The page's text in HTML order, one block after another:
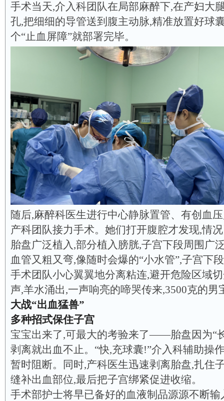
手术当天,介入科团队在局部麻醉下,在产妇大
孔,把细细的导管送到腹主动脉,精准放置好球
个“止血屏障”就部署完毕。
随后,麻醉科医生进行中心静脉置管、有创血
产科团队接力手术。她们打开腹腔才发现,情
胎盘广泛植入,部分植入膀胱,子宫下段周围广
血管又粗又弯,像随时会爆的“小水管”,子宫下
手术团队小心翼翼地分离粘连,避开危险区域
声,羊水涌出,一声响亮的啼哭传来,3500克的男
大战“出血猛兽”
多种招式保住子宫
宝宝出来了,可最大的考验来了——胎盘因为“
剥离就出血不止。“快,充球囊!”介入科辅助操
暂时阻断。同时,产科医生迅速剥离胎盘,扎住
缝补出血部位,最后把子宫绑紧促进收缩。
手术部护士将早已备好的血液制品源源不断